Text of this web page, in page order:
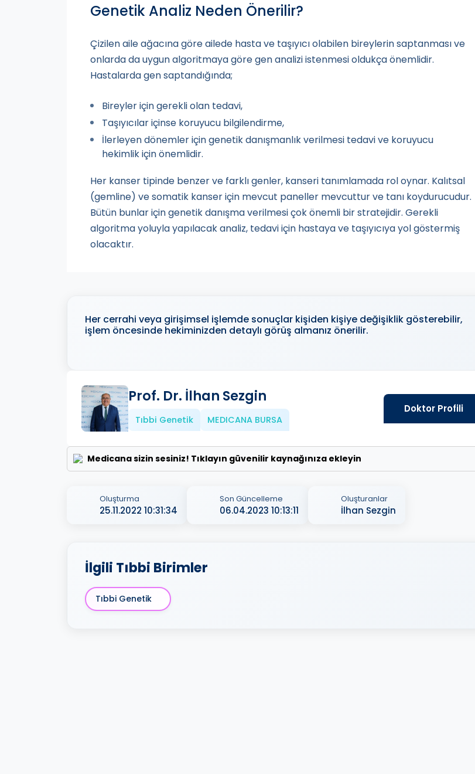
Genetik Analiz Neden Önerilir?
Çizilen aile ağacına göre ailede hasta ve taşıyıcı olabilen bireylerin saptanması ve
onlarda da uygun algoritmaya göre gen analizi istenmesi oldukça önemlidir.
Hastalarda gen saptandığında;
Bireyler için gerekli olan tedavi,
Taşıyıcılar içinse koruyucu bilgilendirme,
İlerleyen dönemler için genetik danışmanlık verilmesi tedavi ve koruyucu
hekimlik için önemlidir.
Her kanser tipinde benzer ve farklı genler, kanseri tanımlamada rol oynar. Kalıtsal
(gemline) ve somatik kanser için mevcut paneller mevcuttur ve tanı koydurucudur.
Bütün bunlar için genetik danışma verilmesi çok önemli bir stratejidir. Gerekli
algoritma yoluyla yapılacak analiz, tedavi için hastaya ve taşıyıcıya yol göstermiş
olacaktır.
Her cerrahi veya girişimsel işlemde sonuçlar kişiden kişiye değişiklik gösterebilir,
işlem öncesinde hekiminizden detaylı görüş almanız önerilir.
Prof. Dr. İlhan Sezgin
Tıbbi Genetik MEDICANA BURSA
Doktor Profili
Medicana sizin sesiniz! Tıklayın güvenilir kaynağınıza ekleyin
Oluşturma
25.11.2022 10:31:34
Son Güncelleme
06.04.2023 10:13:11
Oluşturanlar
İlhan Sezgin
İlgili Tıbbi Birimler
Tıbbi Genetik